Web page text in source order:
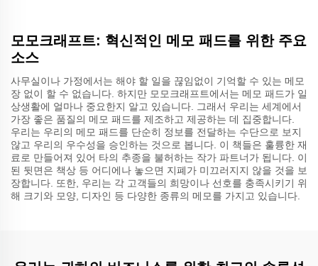
모모크래프트: 혁신적인 메모 패드를 위한 주요
소스
사무실이나 가정에서는 해야 할 일을 끊임없이 기억할 수 있는 메모
장 없이 할 수 없습니다. 하지만 모모크래프트에서는 메모 패드가 일
상생활에 얼마나 중요한지 알고 있습니다. 그래서 우리는 세계에서
가장 좋은 품질의 메모 패드를 제조하고 제공하는 데 집중합니다.
우리는 우리의 메모 패드를 단순히 정보를 전달하는 수단으로 보지
않고 우리의 우수성을 승인하는 것으로 봅니다. 이 책들은 훌륭한 재
료로 만들어져 있어 타의 추종을 불허하는 작가 파트너가 됩니다. 이
된 뒷면은 책상 등 어디에나 놓으면 지폐가 미끄러지지 않을 것을 보
장합니다. 또한, 우리는 각 고객들의 희망이나 선호를 충족시키기 위
해 크기와 모양, 디자인 등 다양한 종류의 메모를 가지고 있습니다.